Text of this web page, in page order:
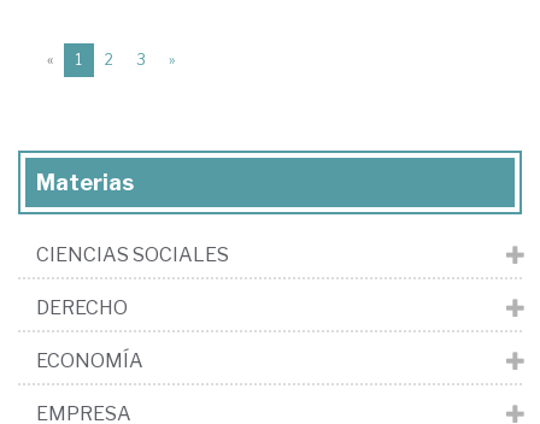
« 1 (current)
2 3 »
Materias
CIENCIAS SOCIALES
DERECHO
ECONOMÍA
EMPRESA